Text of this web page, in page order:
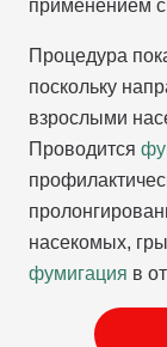
применением
Процедура
поскольку
взрослыми
Проводится
насекомых,
фумигация в